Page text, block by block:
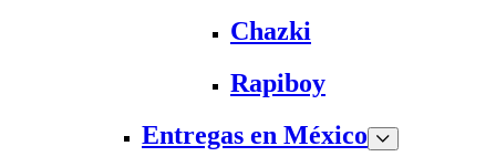
Chazki
Rapiboy
Entregas en México